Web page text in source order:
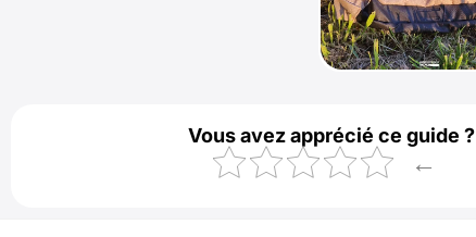
Vous avez apprécié ce guide ?
←